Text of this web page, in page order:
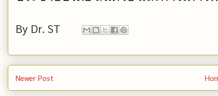
By Dr. ST
Newer Post